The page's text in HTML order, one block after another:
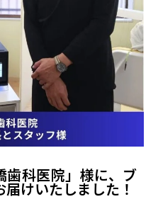
歯科医院」様に、ブ
けいたしました！